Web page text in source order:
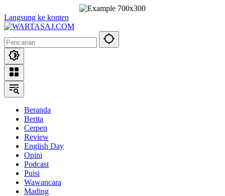
Langsung ke konten
Beranda
Berita
Cerpen
Review
English Day
Opini
Podcast
Puisi
Wawancara
Mading